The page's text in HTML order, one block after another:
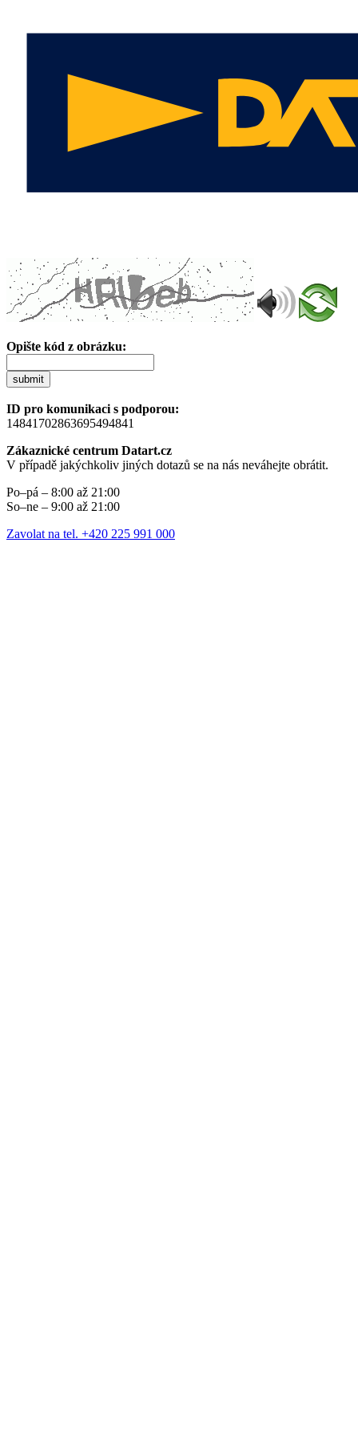
Opište kód z obrázku:
submit
ID pro komunikaci s podporou:
14841702863695494841
Zákaznické centrum Datart.cz
V případě jakýchkoliv jiných dotazů se na nás neváhejte obrátit.
Po–pá – 8:00 až 21:00
So–ne – 9:00 až 21:00
Zavolat na tel. +420 225 991 000